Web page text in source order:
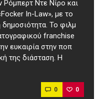
Ρόμπερτ Ντε Νίρο και
In-Law», με το
δημοσιότητα. Το φιλμ
franchise
ευκαιρία στην ποπ
της διάσταση. Η
0 0